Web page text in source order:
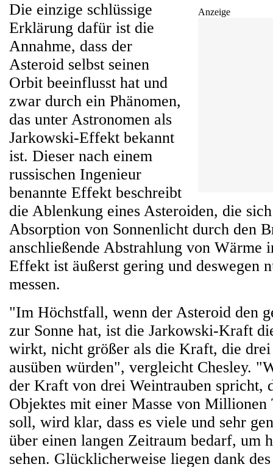
Anzeige
Die einzige schlüssige
Erklärung dafür ist die
Annahme, dass der
Asteroid selbst seinen
Orbit beeinflusst hat und
zwar durch ein Phänomen,
das unter Astronomen als
Jarkowski-Effekt bekannt
ist. Dieser nach einem
russischen Ingenieur
benannte Effekt beschreibt
die Ablenkung eines Asteroiden, die
Absorption von Sonnenlicht durch den
anschließende Abstrahlung von Wärme
Effekt ist äußerst gering und deswegen
messen.
"Im Höchstfall, wenn der Asteroid den
zur Sonne hat, ist die Jarkowski-Kraft
wirkt, nicht größer als die Kraft, die drei
ausüben würden", vergleicht Chesley.
der Kraft von drei Weintrauben spricht,
Objektes mit einer Masse von Millionen
soll, wird klar, dass es viele und sehr
über einen langen Zeitraum bedarf, um
sehen. Glücklicherweise liegen dank